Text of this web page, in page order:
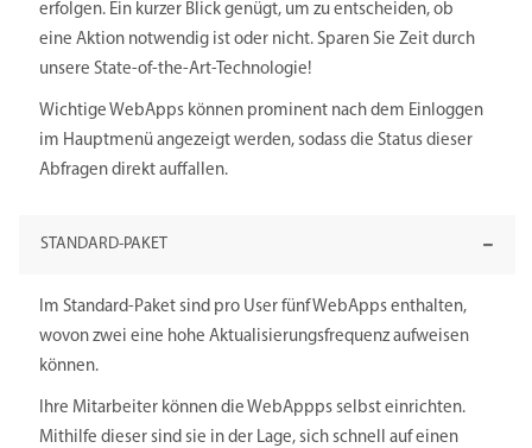
erfolgen. Ein kurzer Blick genügt, um zu entscheiden, ob
eine Aktion notwendig ist oder nicht. Sparen Sie Zeit durch
unsere State-of-the-Art-Technologie!
Wichtige WebApps können prominent nach dem Einloggen
im Hauptmenü angezeigt werden, sodass die Status dieser
Abfragen direkt auffallen.
STANDARD-PAKET
Im Standard-Paket sind pro User fünf WebApps enthalten,
wovon zwei eine hohe Aktualisierungsfrequenz aufweisen
können.
Ihre Mitarbeiter können die WebAppps selbst einrichten.
Mithilfe dieser sind sie in der Lage, sich schnell auf einen